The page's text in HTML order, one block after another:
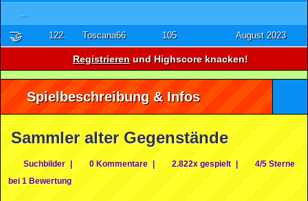
...
🤝 122. Toscana66 105 August 2023
Registrieren und Highscore knacken!
Spielbeschreibung & Infos
Sammler alter Gegenstände
Suchbilder | 0 Kommentare | 2.822x gespielt |
4/5 Sterne
bei 1 Bewertung